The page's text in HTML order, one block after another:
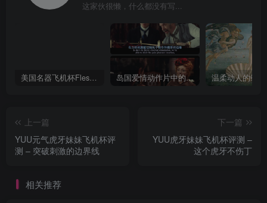
这家伙很懒，什么都没有写...
美国名器飞机杯Fleshlight 【Quickshot-Vantage 双头飞机杯】完全评测 岛国爱情动作片中的AV棒到底有多猛？成人用品震动棒的发展史！
上一篇
YUU元气虎牙妹妹飞机杯评
测 – 突破刺激的边界线
下一篇
YUU虎牙妹妹飞机杯评测 –
这个虎牙不伤丁
相关推荐